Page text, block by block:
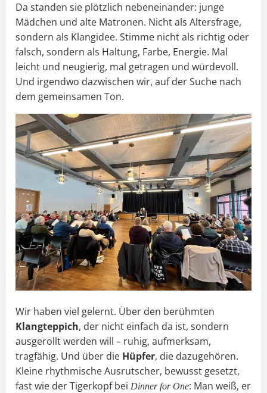
Da standen sie plötzlich nebeneinander: junge
Mädchen und alte Matronen. Nicht als Altersfrage,
sondern als Klangidee. Stimme nicht als richtig oder
falsch, sondern als Haltung, Farbe, Energie. Mal
leicht und neugierig, mal getragen und würdevoll.
Und irgendwo dazwischen wir, auf der Suche nach
dem gemeinsamen Ton.
Wir haben viel gelernt. Über den berühmten
Klangteppich, der nicht einfach da ist, sondern
ausgerollt werden will – ruhig, aufmerksam,
tragfähig. Und über die Hüpfer, die dazugehören.
Kleine rhythmische Ausrutscher, bewusst gesetzt,
fast wie der Tigerkopf bei Dinner for One: Man weiß, er